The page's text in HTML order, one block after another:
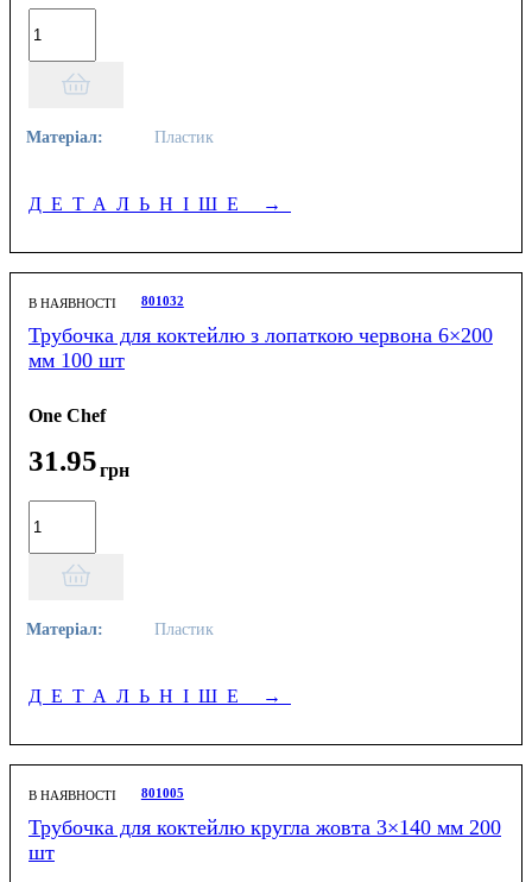
Матеріал: Пластик
ДЕТАЛЬНІШЕ →
В НАЯВНОСТІ 801032
Трубочка для коктейлю з лопаткою червона 6×200
мм 100 шт
One Chef
31.95грн
Матеріал: Пластик
ДЕТАЛЬНІШЕ →
В НАЯВНОСТІ 801005
Трубочка для коктейлю кругла жовта 3×140 мм 200
шт